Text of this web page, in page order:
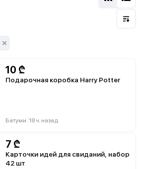
10 ₾
Подарочная коробка Harry Potter
Батуми 18 ч. назад
7 ₾
Карточки идей для свиданий, набор
42 шт